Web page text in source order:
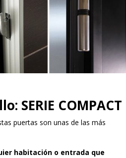
SERIE COMPACT
puertas son unas de las más
habitación o entrada que